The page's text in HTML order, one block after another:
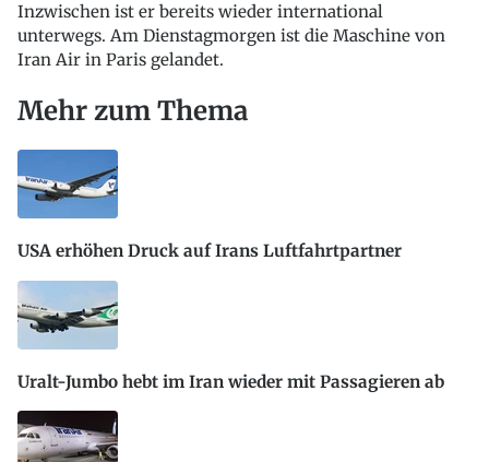
Inzwischen ist er bereits wieder international
unterwegs. Am Dienstagmorgen ist die Maschine von
Iran Air in Paris gelandet.
Mehr zum Thema
USA erhöhen Druck auf Irans Luftfahrtpartner
Uralt-Jumbo hebt im Iran wieder mit Passagieren ab